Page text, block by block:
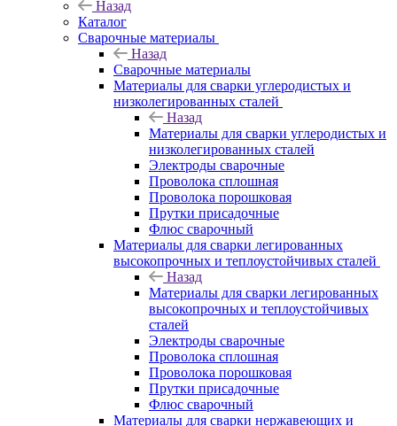
Назад
Каталог
Сварочные материалы
Назад
Сварочные материалы
Материалы для сварки углеродистых и
низколегированных сталей
Назад
Материалы для сварки углеродистых и
низколегированных сталей
Электроды сварочные
Проволока сплошная
Проволока порошковая
Прутки присадочные
Флюс сварочный
Материалы для сварки легированных
высокопрочных и теплоустойчивых сталей
Назад
Материалы для сварки легированных
высокопрочных и теплоустойчивых
сталей
Электроды сварочные
Проволока сплошная
Проволока порошковая
Прутки присадочные
Флюс сварочный
Материалы для сварки нержавеющих и